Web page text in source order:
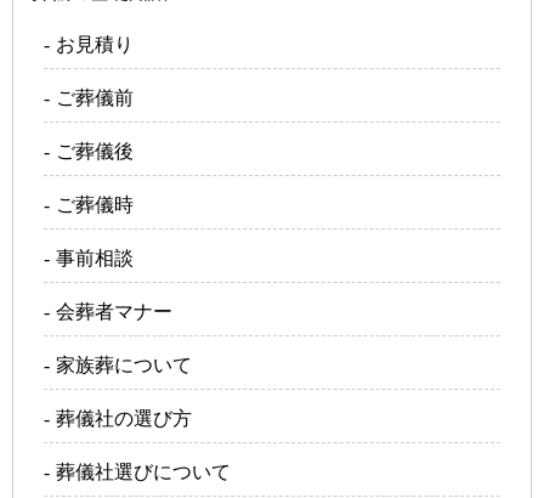
お見積り
ご葬儀前
ご葬儀後
ご葬儀時
事前相談
会葬者マナー
家族葬について
葬儀社の選び方
葬儀社選びについて